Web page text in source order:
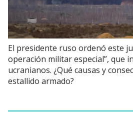
El presidente ruso ordenó este
operación militar especial”, que
ucranianos. ¿Qué causas y
estallido armado?